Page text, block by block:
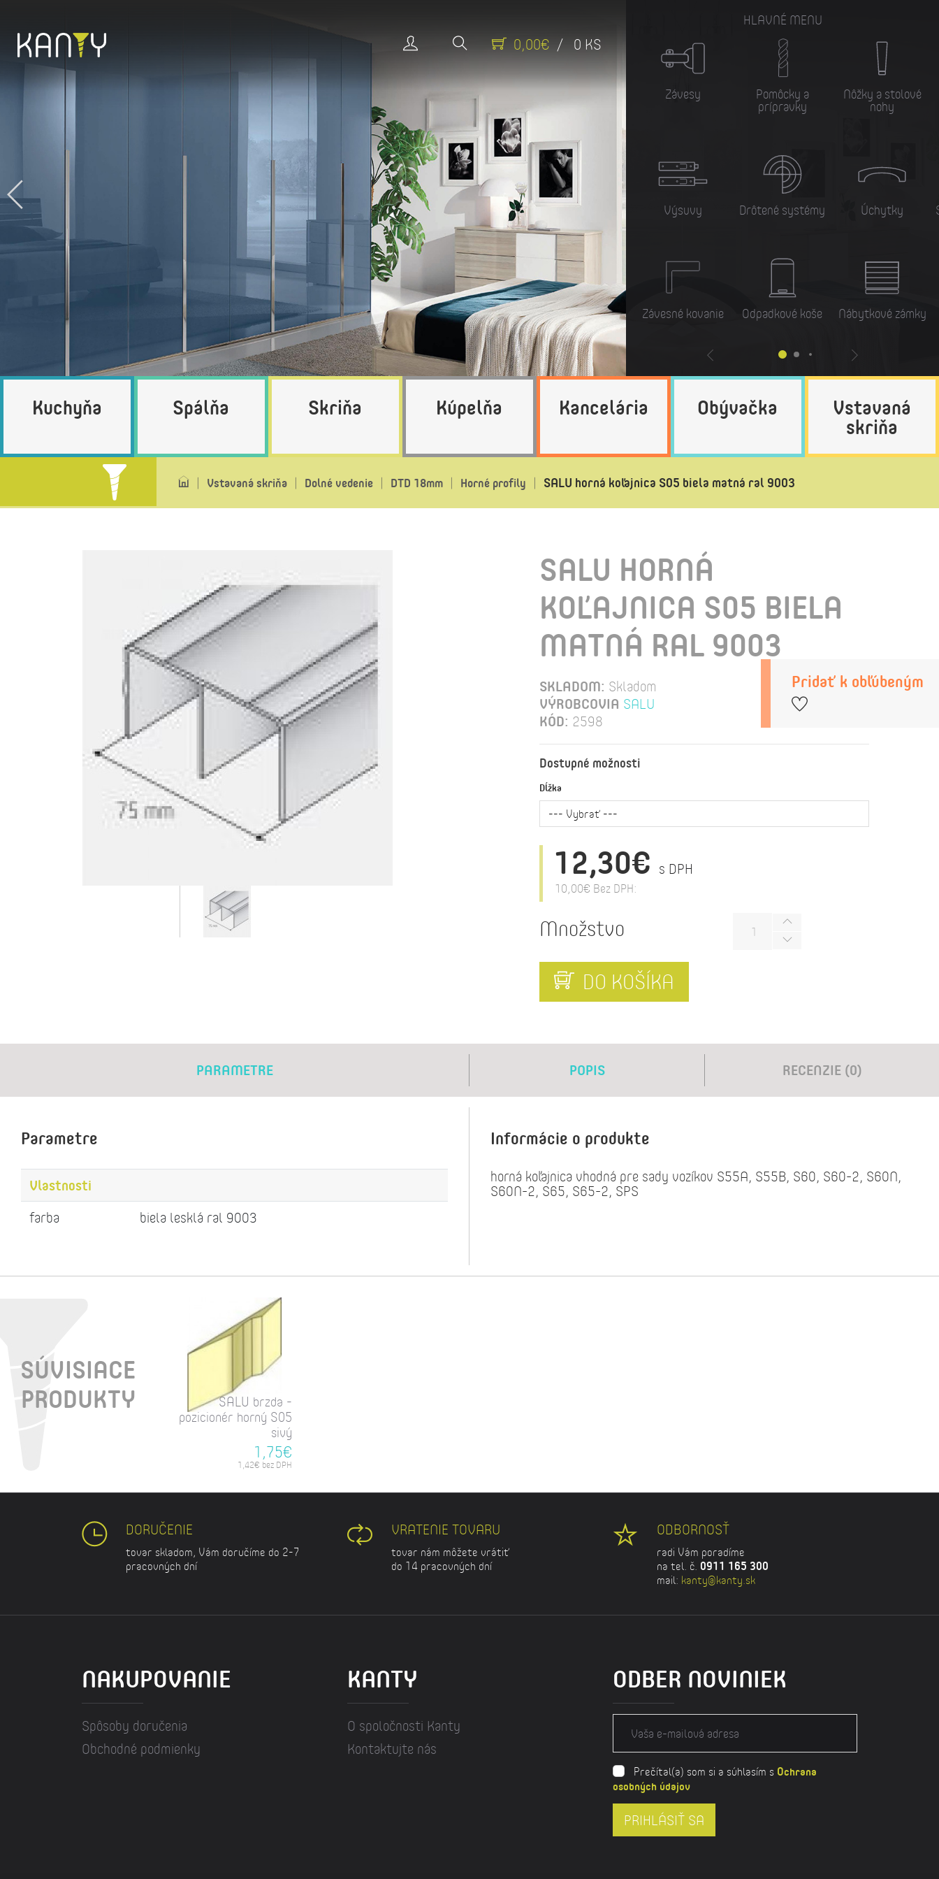
0,00€ / 0 KS
HLAVNÉ MENU
Závesy
Výsuvy
Závesné kovanie
Pomôcky a
prípravky
Drôtené systémy
Odpadkové koše
Nôžky a stolové
nohy
Úchytky
Nábytkové zámky
Kuchyňa Spálňa Skriňa Kúpelňa Kancelária Obývačka Vstavaná
skriňa
Vstavaná skriňa Dolné vedenie DTD 18mm Horné profily SALU horná koľajnica S05 biela matná ral 9003
SALU HORNÁ
KOĽAJNICA S05 BIELA
MATNÁ RAL 9003
SKLADOM: Skladom
VÝROBCOVIA SALU
KÓD: 2598
Pridať k obľúbeným
Dostupné možnosti
Dĺžka
12,30€ s DPH
10,00€ Bez DPH:
Množstvo
DO KOŠÍKA
PARAMETRE
Parametre
Vlastnosti
farba
biela lesklá ral 9003
POPIS RECENZIE (0)
Informácie o produkte
horná koľajnica vhodná pre sady vozíkov S55A, S55B, S60, S60-2, S60N,
S60N-2, S65, S65-2, SPS
SÚVISIACE
PRODUKTY
SALU brzda -
pozicionér horný S05
sivý
1,75€
1,42€ bez DPH
DORUČENIE
tovar skladom, Vám doručíme do 2-7
pracovných dní
VRATENIE TOVARU
tovar nám môžete vrátiť
do 14 pracovných dní
ODBORNOSŤ
radi Vám poradíme
na tel. č. 0911 165 300
mail: kanty@kanty.sk
NAKUPOVANIE
Spôsoby doručenia
Obchodné podmienky
KANTY
O spoločnosti Kanty
Kontaktujte nás
ODBER NOVINIEK
Prečítal(a) som si a súhlasím s Ochrana
osobných údajov
PRIHLÁSIŤ SA